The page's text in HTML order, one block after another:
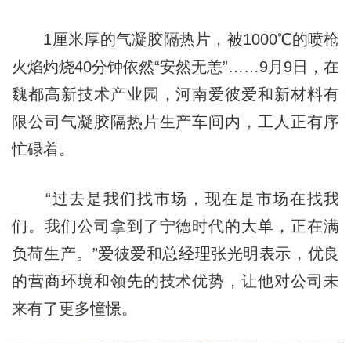
1厘米厚的气凝胶隔热片，被1000℃的喷枪
火焰灼烧40分钟依然“安然无恙”……9月9日，在
魏都高新技术产业园，河南爱彼爱和新材料有
限公司气凝胶隔热片生产车间内，工人正有序
忙碌着。
“过去是我们找市场，现在是市场在找我
们。我们公司拿到了宁德时代的大单，正在满
负荷生产。”爱彼爱和总经理张光明表示，优良
的营商环境和领先的技术优势，让他对公司未
来有了更多憧憬。